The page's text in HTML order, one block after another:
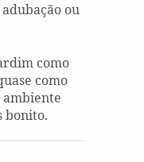
ou
como
como
bonito.